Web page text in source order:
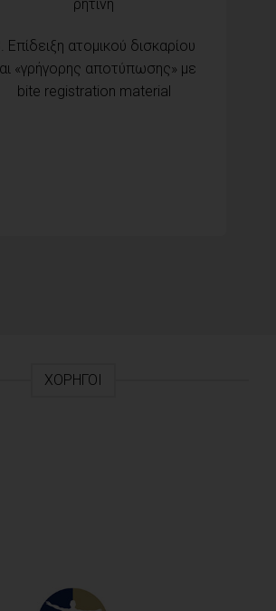
ρητίνη
Επίδειξη ατομικού δισκαρίου
«γρήγορης αποτύπωσης» με
bite registration material
ΧΟΡΗΓΟΊ